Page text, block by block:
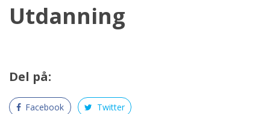
Utdanning
Del på:
Facebook Twitter